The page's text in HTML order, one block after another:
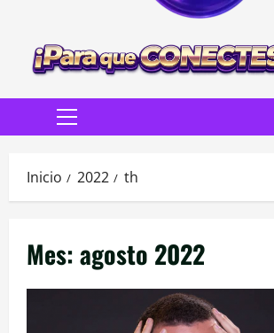
Menú
Inicio 2022 th
Mes:agosto 2022